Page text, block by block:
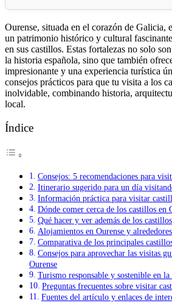
Ourense, situada en el corazón de Galicia,
un patrimonio histórico y cultural
en sus castillos. Estas fortalezas no solo
la historia española, sino que también
impresionante y una experiencia turística
consejos prácticos para que tu visita a los
inolvidable, combinando historia,
local.
Índice
Consejos: 5 recomendaciones para
Itinerario sugerido para un día
Información práctica para visitar
Dónde comer cerca de los castillos en
Qué hacer y ver además de los
Alojamientos en Ourense y
Comparativa de los principales
Consejos para aprovechar las visitas
Ourense
Turismo responsable y sostenible en
Preguntas frecuentes sobre visitar
Fuentes del artículo y enlaces de